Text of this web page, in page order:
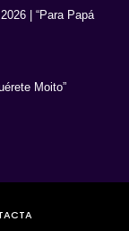
| “Para Papá
Moito”